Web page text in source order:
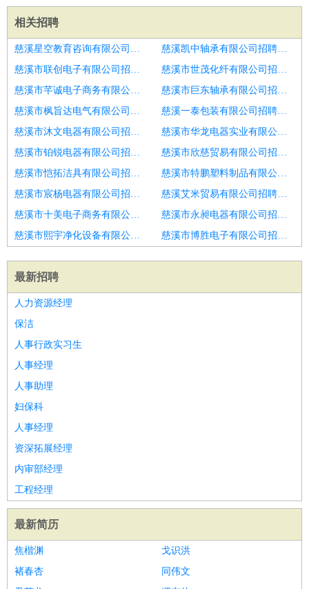
相关招聘
慈溪星空教育咨询有限公司招聘唐山开平德邦诚聘人事专员
慈溪凯中轴承有限公司招聘人事专员
慈溪市联创电子有限公司招聘人事专员
慈溪市世茂化纤有限公司招聘行政人事专员
慈溪市芊诚电子商务有限公司招聘人事专员
慈溪市巨东轴承有限公司招聘人事专员
慈溪市枫旨达电气有限公司招聘人事专员
慈溪一泰包装有限公司招聘人事助理
慈溪市沐文电器有限公司招聘人事专员
慈溪市华龙电器实业有限公司招聘实习人事专员
慈溪市铂锐电器有限公司招聘人事专员
慈溪市欣慈贸易有限公司招聘人事专员
慈溪市恺拓洁具有限公司招聘南湖人事专员
慈溪市特鹏塑料制品有限公司招聘人事专员
慈溪市宸杨电器有限公司招聘人事专员
慈溪艾米贸易有限公司招聘人事专员
慈溪市十美电子商务有限公司招聘人事专员
慈溪市永昶电器有限公司招聘人事专员HR
慈溪市熙宇净化设备有限公司招聘人事专员
慈溪市博胜电子有限公司招聘人事专员
最新招聘
人力资源经理
保洁
人事行政实习生
人事经理
人事助理
妇保科
人事经理
资深拓展经理
内审部经理
工程经理
最新简历
焦楷渊
戈识洪
褚春杏
同伟文